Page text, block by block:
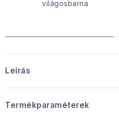
világosbarna
Leírás
Termékparaméterek